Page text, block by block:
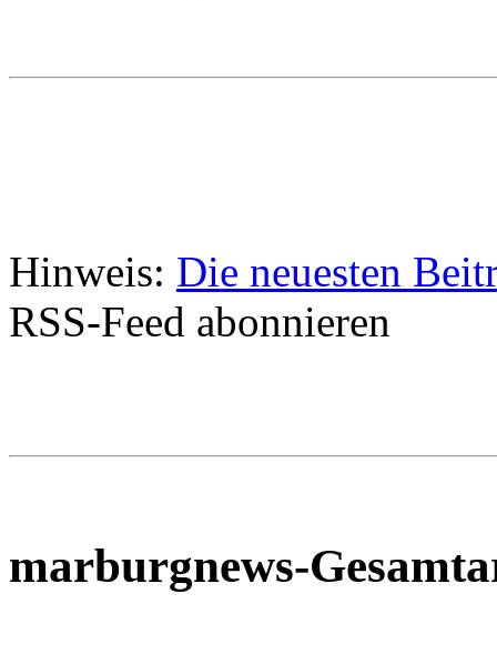
Hinweis: Die neuesten
RSS-Feed abonnieren
marburgnews-